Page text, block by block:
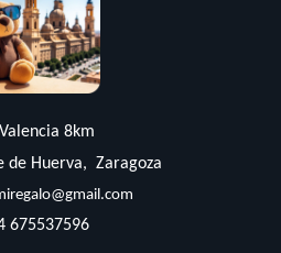
8km
de Huerva, Zaragoza
675537596